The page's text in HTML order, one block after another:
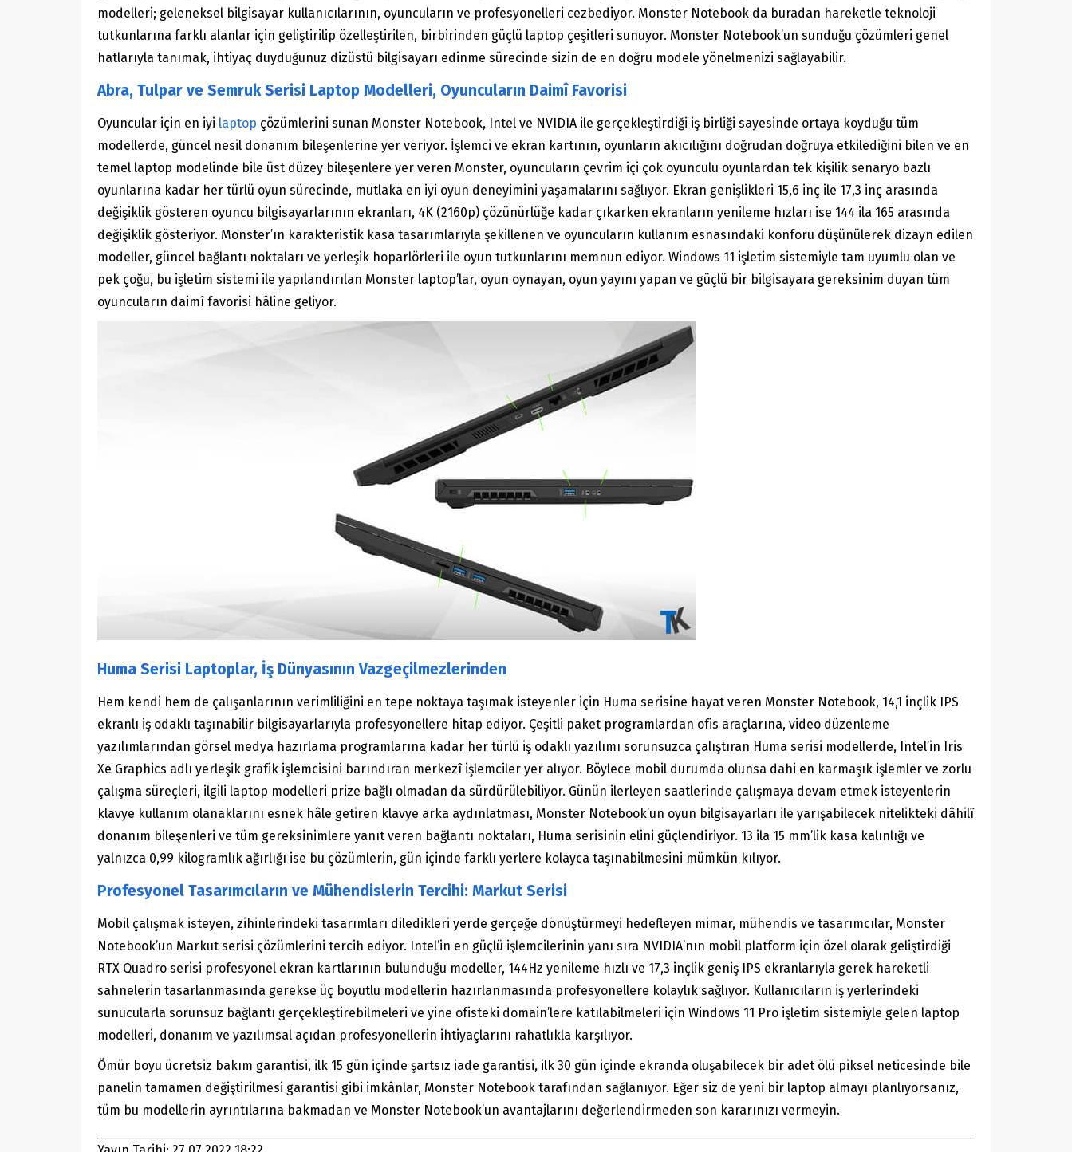
modelleri; geleneksel bilgisayar kullanıcılarının, oyuncuların ve profesyonelleri cezbediyor. Monster Notebook da buradan hareketle teknoloji
tutkunlarına farklı alanlar için geliştirilip özelleştirilen, birbirinden güçlü laptop çeşitleri sunuyor. Monster Notebook’un sunduğu çözümleri genel
hatlarıyla tanımak, ihtiyaç duyduğunuz dizüstü bilgisayarı edinme sürecinde sizin de en doğru modele yönelmenizi sağlayabilir.
Abra, Tulpar ve Semruk Serisi Laptop Modelleri, Oyuncuların Daimî Favorisi
Oyuncular için en iyi laptop çözümlerini sunan Monster Notebook, Intel ve NVIDIA ile gerçekleştirdiği iş birliği sayesinde ortaya koyduğu tüm
modellerde, güncel nesil donanım bileşenlerine yer veriyor. İşlemci ve ekran kartının, oyunların akıcılığını doğrudan doğruya etkilediğini bilen ve en
temel laptop modelinde bile üst düzey bileşenlere yer veren Monster, oyuncuların çevrim içi çok oyunculu oyunlardan tek kişilik senaryo bazlı
oyunlarına kadar her türlü oyun sürecinde, mutlaka en iyi oyun deneyimini yaşamalarını sağlıyor. Ekran genişlikleri 15,6 inç ile 17,3 inç arasında
değişiklik gösteren oyuncu bilgisayarlarının ekranları, 4K (2160p) çözünürlüğe kadar çıkarken ekranların yenileme hızları ise 144 ila 165 arasında
değişiklik gösteriyor. Monster’ın karakteristik kasa tasarımlarıyla şekillenen ve oyuncuların kullanım esnasındaki konforu düşünülerek dizayn edilen
modeller, güncel bağlantı noktaları ve yerleşik hoparlörleri ile oyun tutkunlarını memnun ediyor. Windows 11 işletim sistemiyle tam uyumlu olan ve
pek çoğu, bu işletim sistemi ile yapılandırılan Monster laptop’lar, oyun oynayan, oyun yayını yapan ve güçlü bir bilgisayara gereksinim duyan tüm
oyuncuların daimî favorisi hâline geliyor.
Huma Serisi Laptoplar, İş Dünyasının Vazgeçilmezlerinden
Hem kendi hem de çalışanlarının verimliliğini en tepe noktaya taşımak isteyenler için Huma serisine hayat veren Monster Notebook, 14,1 inçlik IPS
ekranlı iş odaklı taşınabilir bilgisayarlarıyla profesyonellere hitap ediyor. Çeşitli paket programlardan ofis araçlarına, video düzenleme
yazılımlarından görsel medya hazırlama programlarına kadar her türlü iş odaklı yazılımı sorunsuzca çalıştıran Huma serisi modellerde, Intel’in Iris
Xe Graphics adlı yerleşik grafik işlemcisini barındıran merkezî işlemciler yer alıyor. Böylece mobil durumda olunsa dahi en karmaşık işlemler ve zorlu
çalışma süreçleri, ilgili laptop modelleri prize bağlı olmadan da sürdürülebiliyor. Günün ilerleyen saatlerinde çalışmaya devam etmek isteyenlerin
klavye kullanım olanaklarını esnek hâle getiren klavye arka aydınlatması, Monster Notebook’un oyun bilgisayarları ile yarışabilecek nitelikteki dâhilî
donanım bileşenleri ve tüm gereksinimlere yanıt veren bağlantı noktaları, Huma serisinin elini güçlendiriyor. 13 ila 15 mm’lik kasa kalınlığı ve
yalnızca 0,99 kilogramlık ağırlığı ise bu çözümlerin, gün içinde farklı yerlere kolayca taşınabilmesini mümkün kılıyor.
Profesyonel Tasarımcıların ve Mühendislerin Tercihi: Markut Serisi
Mobil çalışmak isteyen, zihinlerindeki tasarımları diledikleri yerde gerçeğe dönüştürmeyi hedefleyen mimar, mühendis ve tasarımcılar, Monster
Notebook’un Markut serisi çözümlerini tercih ediyor. Intel’in en güçlü işlemcilerinin yanı sıra NVIDIA’nın mobil platform için özel olarak geliştirdiği
RTX Quadro serisi profesyonel ekran kartlarının bulunduğu modeller, 144Hz yenileme hızlı ve 17,3 inçlik geniş IPS ekranlarıyla gerek hareketli
sahnelerin tasarlanmasında gerekse üç boyutlu modellerin hazırlanmasında profesyonellere kolaylık sağlıyor. Kullanıcıların iş yerlerindeki
sunucularla sorunsuz bağlantı gerçekleştirebilmeleri ve yine ofisteki domain’lere katılabilmeleri için Windows 11 Pro işletim sistemiyle gelen laptop
modelleri, donanım ve yazılımsal açıdan profesyonellerin ihtiyaçlarını rahatlıkla karşılıyor.
Ömür boyu ücretsiz bakım garantisi, ilk 15 gün içinde şartsız iade garantisi, ilk 30 gün içinde ekranda oluşabilecek bir adet ölü piksel neticesinde bile
panelin tamamen değiştirilmesi garantisi gibi imkânlar, Monster Notebook tarafından sağlanıyor. Eğer siz de yeni bir laptop almayı planlıyorsanız,
tüm bu modellerin ayrıntılarına bakmadan ve Monster Notebook’un avantajlarını değerlendirmeden son kararınızı vermeyin.